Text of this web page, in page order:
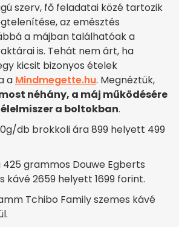
szerv, fő feladatai közé tartozik
az emésztés
a májban találhatóak a
is. Tehát nem árt, ha
kicsit bizonyos ételek
a Mindmegette.hu. Megnéztük,
néhány, a máj működésére
a boltokban.
db brokkoli ára 899 helyett 499
425 grammos Douwe Egberts
kávé 2659 helyett 1699 forint.
Tchibo Family szemes kávé